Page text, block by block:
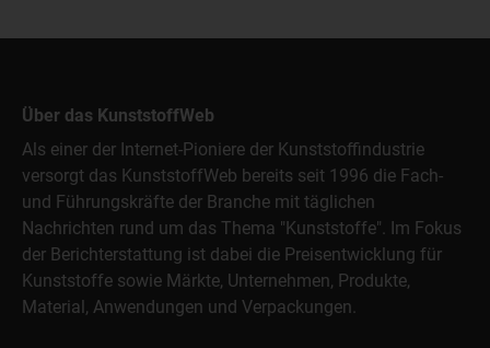
Über das KunststoffWeb
Als einer der Internet-Pioniere der Kunststoffindustrie
versorgt das KunststoffWeb bereits seit 1996 die Fach-
und Führungskräfte der Branche mit täglichen
Nachrichten rund um das Thema "Kunststoffe". Im Fokus
der Berichterstattung ist dabei die Preisentwicklung für
Kunststoffe sowie Märkte, Unternehmen, Produkte,
Material, Anwendungen und Verpackungen.